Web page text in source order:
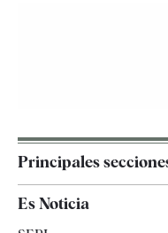
Principales
Es Noticia